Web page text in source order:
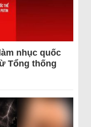
nhục quốc
Tổng thống